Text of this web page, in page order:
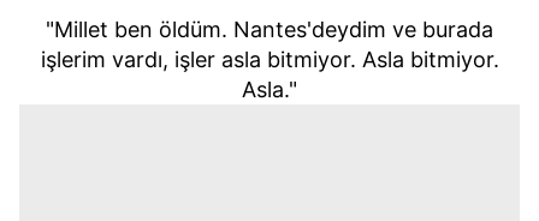
"Millet ben öldüm. Nantes'deydim ve burada
işlerim vardı, işler asla bitmiyor. Asla bitmiyor.
Asla."